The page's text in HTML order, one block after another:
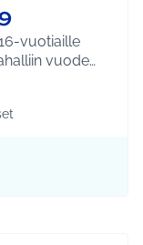
vuotiaille
vuode…
Liikunta ja